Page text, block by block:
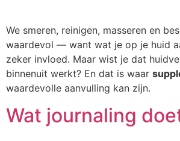
We smeren, reinigen, masseren en
waardevol — want wat je op je huid
zeker invloed. Maar wist je dat
binnenuit werkt? En dat is waar
waardevolle aanvulling kan zijn.
Wat journaling